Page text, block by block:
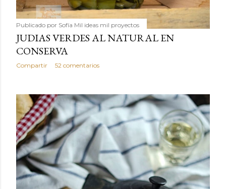
Publicado por Sofía Mil ideas mil proyectos
JUDIAS VERDES AL NATURAL EN
CONSERVA
Compartir 52 comentarios